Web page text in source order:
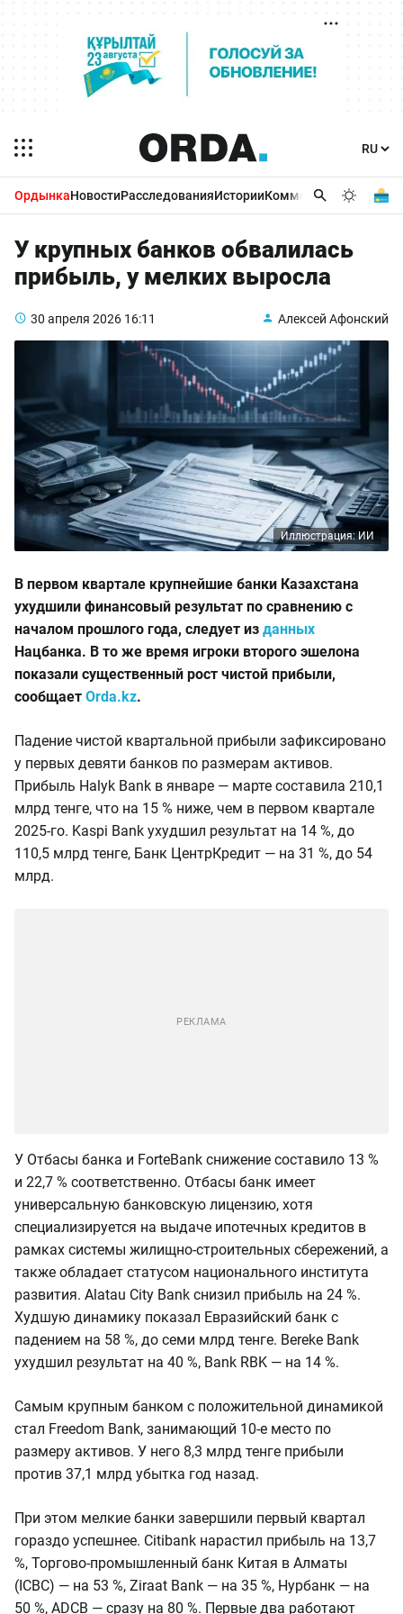
ОрдынкаНовостиРасследованияИсторииКомментарииБизнес
У крупных банков обвалилась
прибыль, у мелких выросла
30 апреля 2026 16:11 Алексей Афонский
Иллюстрация: ИИ
В первом квартале крупнейшие банки Казахстана
ухудшили финансовый результат по сравнению с
началом прошлого года, следует из данных
Нацбанка. В то же время игроки второго эшелона
показали существенный рост чистой прибыли,
сообщает Orda.kz.
Падение чистой квартальной прибыли зафиксировано
у первых девяти банков по размерам активов.
Прибыль Halyk Bank в январе — марте составила 210,1
млрд тенге, что на 15 % ниже, чем в первом квартале
2025-го. Kaspi Bank ухудшил результат на 14 %, до
110,5 млрд тенге, Банк ЦентрКредит — на 31 %, до 54
млрд.
У Отбасы банка и ForteBank снижение составило 13 %
и 22,7 % соответственно. Отбасы банк имеет
универсальную банковскую лицензию, хотя
специализируется на выдаче ипотечных кредитов в
рамках системы жилищно-строительных сбережений, а
также обладает статусом национального института
развития. Alatau City Bank снизил прибыль на 24 %.
Худшую динамику показал Евразийский банк с
падением на 58 %, до семи млрд тенге. Bereke Bank
ухудшил результат на 40 %, Bank RBK — на 14 %.
Самым крупным банком с положительной динамикой
стал Freedom Bank, занимающий 10-е место по
размеру активов. У него 8,3 млрд тенге прибыли
против 37,1 млрд убытка год назад.
При этом мелкие банки завершили первый квартал
гораздо успешнее. Citibank нарастил прибыль на 13,7
%, Торгово-промышленный банк Китая в Алматы
(ICBC) — на 53 %, Ziraat Bank — на 35 %, Нурбанк — на
50 %, ADCB — сразу на 80 %. Первые два работают